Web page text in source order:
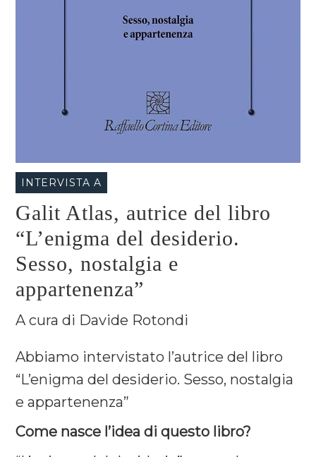
INTERVISTA A
Galit Atlas, autrice del libro
“L’enigma del desiderio.
Sesso, nostalgia e
appartenenza”
A cura di Davide Rotondi
Abbiamo intervistato l’autrice del libro
“L’enigma del desiderio. Sesso, nostalgia
e appartenenza”
Come nasce l’idea di questo libro?